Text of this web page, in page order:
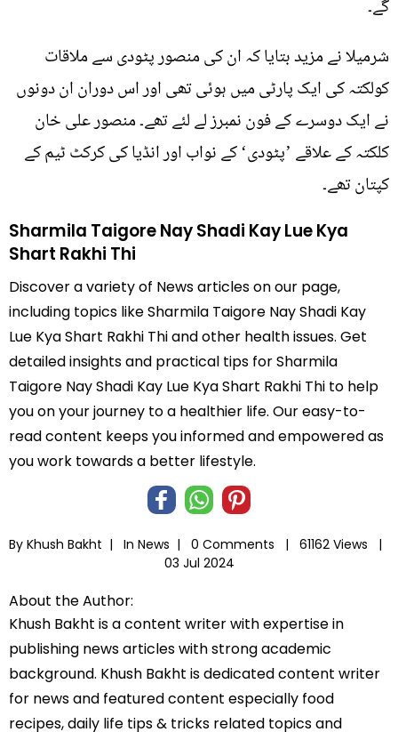
گے۔
شرمیلا نے مزید بتایا کہ ان کی منصور پٹودی سے ملاقات
کولکتہ کی ایک پارٹی میں ہوئی تھی اور اس دوران ان دونوں
نے ایک دوسرے کے فون نمبرز لے لئے تھے۔ منصور علی خان
کلکتہ کے علاقے ’پٹودی‘ کے نواب اور انڈیا کی کرکٹ ٹیم کے
کپتان تھے۔
Sharmila Taigore Nay Shadi Kay Lue Kya
Shart Rakhi Thi
Discover a variety of News articles on our page,
including topics like Sharmila Taigore Nay Shadi Kay
Lue Kya Shart Rakhi Thi and other health issues. Get
detailed insights and practical tips for Sharmila
Taigore Nay Shadi Kay Lue Kya Shart Rakhi Thi to help
you on your journey to a healthier life. Our easy-to-
read content keeps you informed and empowered as
you work towards a better lifestyle.
By Khush Bakht | In News | 0 Comments |
61162 Views |
03 Jul 2024
About the Author:
Khush Bakht is a content writer with expertise in
publishing news articles with strong academic
background. Khush Bakht is dedicated content writer
for news and featured content especially food
recipes, daily life tips & tricks related topics and